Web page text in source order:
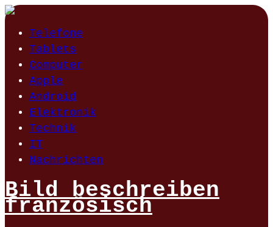
Telefone
Tablets
Computer
Apple
Android
Elektronik
Technik
IT
Nachrichten
Bild beschreiben
französisch